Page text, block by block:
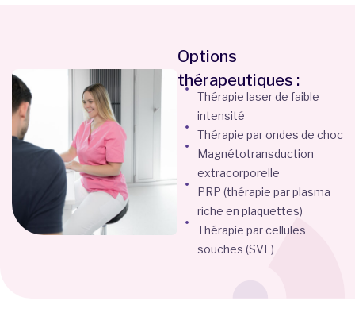
Options
thérapeutiques :
Thérapie laser de faible
intensité
Thérapie par ondes de choc
Magnétotransduction
extracorporelle
PRP (thérapie par plasma
riche en plaquettes)
Thérapie par cellules
souches (SVF)